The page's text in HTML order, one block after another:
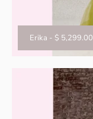
Erika - $ 5,299.00